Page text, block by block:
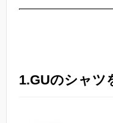
1.GUのシャツ